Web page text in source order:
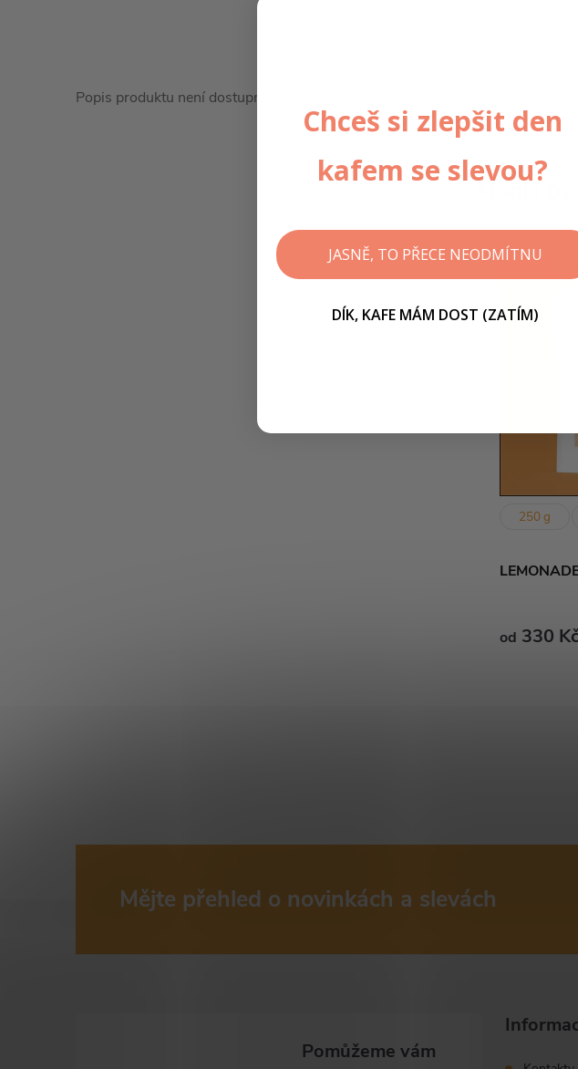
Popis produktu není dostupný
250 g
od 330
Mějte přehled o novinkách a slevách
Chceš si zlepšit den
kafem se slevou?
JASNĚ, TO PŘECE NEODMÍTNU
DÍK, KAFE MÁM DOST (ZATÍM)